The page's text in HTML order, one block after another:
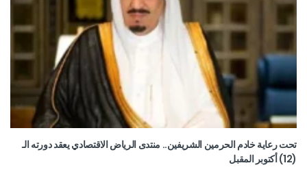
تحت رعاية خادم الحرمين الشريفين.. منتدى الرياض الاقتصادي يعقد دورته الـ
(12) أكتوبر المقبل